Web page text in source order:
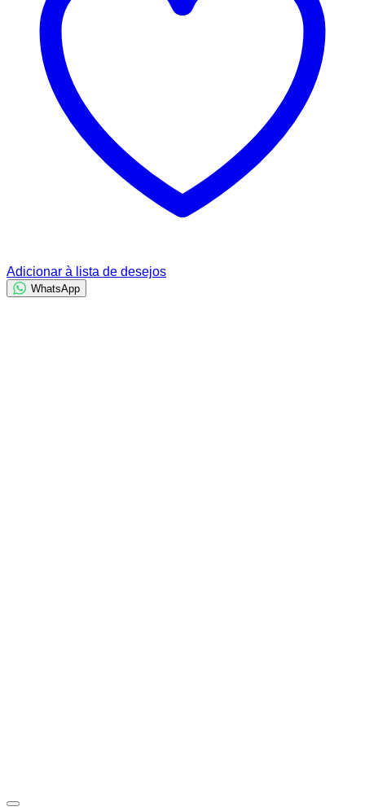
Adicionar à lista de desejos
WhatsApp